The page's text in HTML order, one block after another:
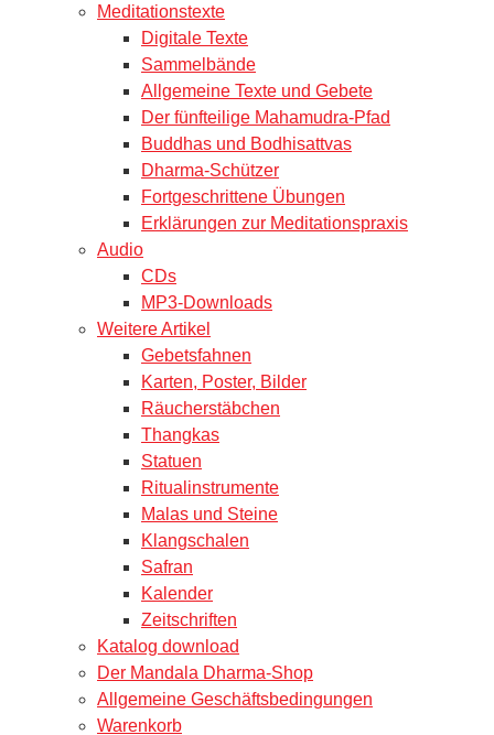
Meditationstexte
Digitale Texte
Sammelbände
Allgemeine Texte und Gebete
Der fünfteilige Mahamudra-Pfad
Buddhas und Bodhisattvas
Dharma-Schützer
Fortgeschrittene Übungen
Erklärungen zur Meditationspraxis
Audio
CDs
MP3-Downloads
Weitere Artikel
Gebetsfahnen
Karten, Poster, Bilder
Räucherstäbchen
Thangkas
Statuen
Ritualinstrumente
Malas und Steine
Klangschalen
Safran
Kalender
Zeitschriften
Katalog download
Der Mandala Dharma-Shop
Allgemeine Geschäftsbedingungen
Warenkorb